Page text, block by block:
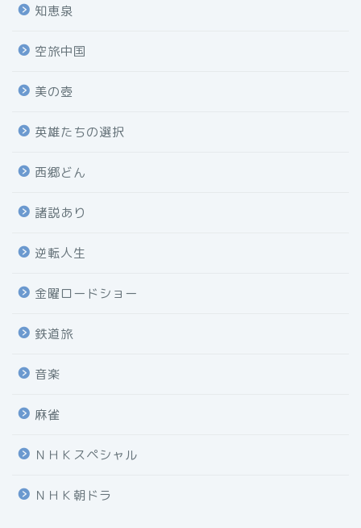
知恵泉
空旅中国
美の壺
英雄たちの選択
西郷どん
諸説あり
逆転人生
金曜ロードショー
鉄道旅
音楽
麻雀
ＮＨＫスペシャル
ＮＨＫ朝ドラ